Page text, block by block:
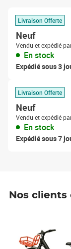
Livraison Offerte
Neuf
Vendu et expédié
En stock
Expédié sous 3
Livraison Offerte
Neuf
Vendu et expédié
En stock
Expédié sous 7
Nos